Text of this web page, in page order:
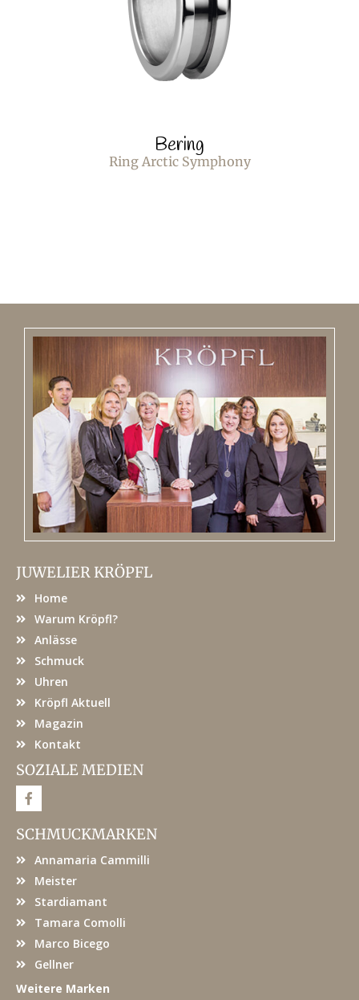
Bering
Ring Arctic Symphony
JUWELIER KRÖPFL
Home
Warum Kröpfl?
Anlässe
Schmuck
Uhren
Kröpfl Aktuell
Magazin
Kontakt
SOZIALE MEDIEN
F
a
e
b
o
SCHMUCKMARKEN
Annamaria Cammilli
Meister
Stardiamant
Tamara Comolli
Marco Bicego
Gellner
Weitere Marken